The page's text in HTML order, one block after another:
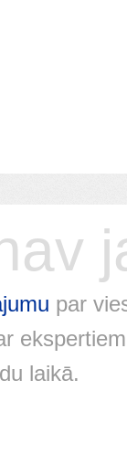
par
laikā.